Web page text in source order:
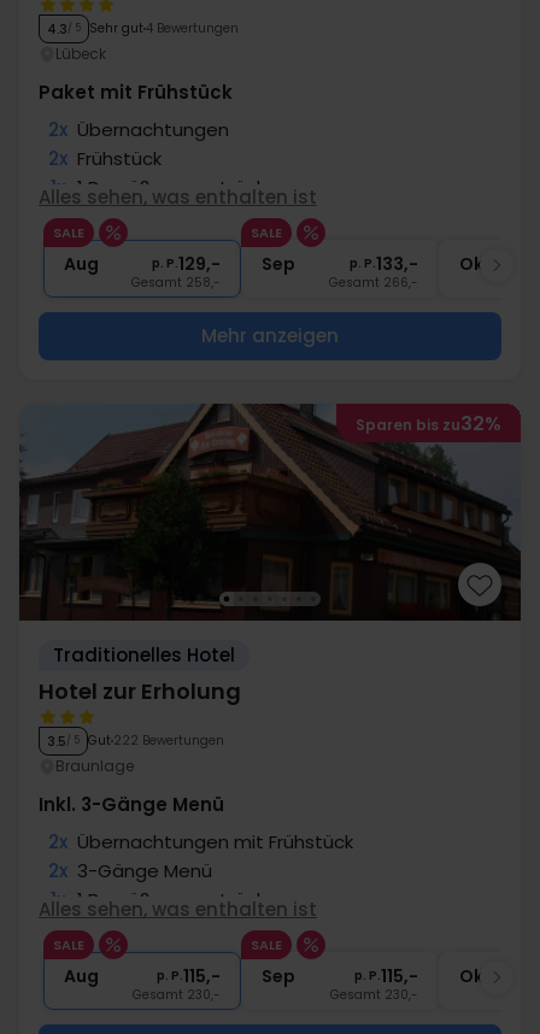
4.3/ 5 Sehr gut 4 Bewertungen
Lübeck
Paket mit Frühstück
2x Übernachtungen
2x Frühstück
1x 1 Begrüßungsgetränk
1x 1 Fl. Wasser bei Anreise pro Zimmer
∞ Gratis Internet
Alles sehen, was enthalten ist
SALE
Aug p. P.129,-
Gesamt 258,-
SALE
Sep p. P.133,-
Gesamt 266,-
Okt
Mehr anzeigen
Sparen bis zu32%
Traditionelles Hotel
Hotel zur Erholung
3.5/ 5 Gut 222 Bewertungen
Braunlage
Inkl. 3-Gänge Menü
2x Übernachtungen mit Frühstück
2x 3-Gänge Menü
1x 1 Begrüßungsgetränk
2x Gratis Internet und Parken
1x Kaffee zum Mitnehmen
Alles sehen, was enthalten ist
SALE
Aug p. P.115,-
Gesamt 230,-
SALE
Sep p. P.115,-
Gesamt 230,-
Okt